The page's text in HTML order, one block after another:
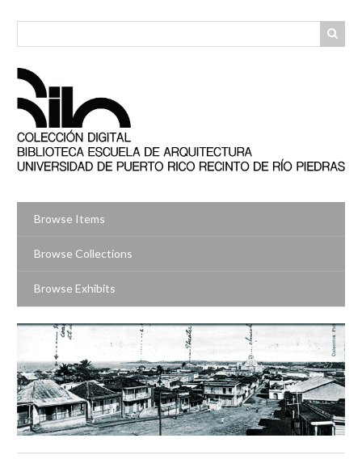
Browse Items
Browse Collections
Browse Exhibits